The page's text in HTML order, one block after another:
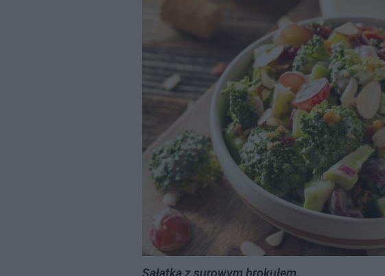
Sałatka z surowym brokułem.